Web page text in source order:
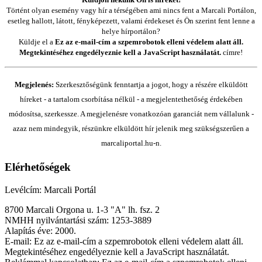
Történt olyan esemény vagy hír a térségében ami nincs fent a Marcali Portálon,
esetleg hallott, látott, fényképezett, valami érdekeset és Ön szerint fent lenne a
helye hírportálon?
Küldje el a Ez az e-mail-cím a szpemrobotok elleni védelem alatt áll.
Megtekintéséhez engedélyeznie kell a JavaScript használatát. címre!
Megjelenés: Szerkesztőségünk fenntartja a jogot, hogy a részére elküldött
híreket - a tartalom csorbítása nélkül - a megjelentethetőség érdekében
módosítsa, szerkessze. A megjelenésre vonatkozóan garanciát nem vállalunk -
azaz nem mindegyik, részünkre elküldött hír jelenik meg szükségszerűen a
marcaliportal.hu-n.
Elérhetőségek
Levélcím: Marcali Portál
8700 Marcali Orgona u. 1-3 "A" lh. fsz. 2
NMHH nyilvántartási szám: 1253-3889
Alapítás éve: 2000.
E-mail: Ez az e-mail-cím a szpemrobotok elleni védelem alatt áll.
Megtekintéséhez engedélyeznie kell a JavaScript használatát.